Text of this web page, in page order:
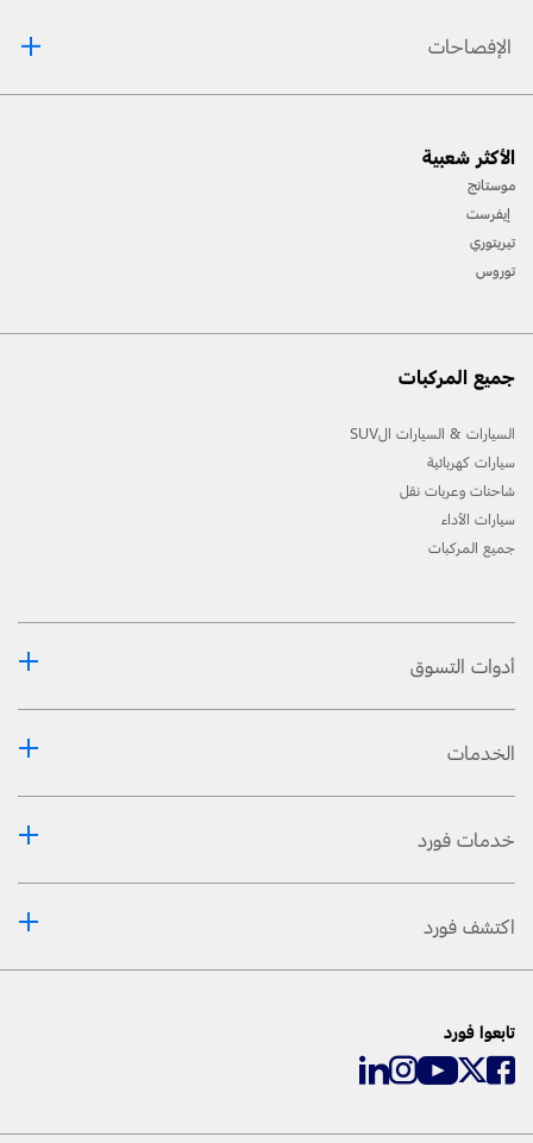
الإفصاحات
المسارات، واستخدام معدات السلامة المناسبة.
[2] لن تتوفّر جميع ميّزات المركبة في جميع الأسواق. اتصل بموزّع فورد المحلي للحصول على أحدث
الأكثر شعبية
موستانج
إيفرست
تيريتوري
توروس
جميع المركبات
السيارات & السيارات الSUV
سيارات كهربائية
شاحنات وعربات نقل
سيارات الأداء
جميع المركبات
أدوات التسوق
الخدمات
خدمات فورد
اكتشف فورد
تابعوا فورد